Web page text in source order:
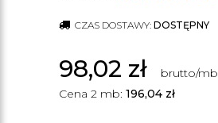
CZAS DOSTAWY: DOSTĘPNY
98,02 zł
brutto/mb
Cena 2 mb: 196,04 zł